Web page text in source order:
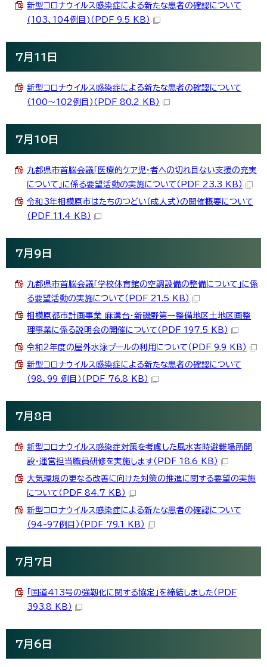
新型コロナウイルス感染症による新たな患者の確認について
(103、104例目)（PDF 9.5 KB）
7月11日
新型コロナウイルス感染症による新たな患者の確認について
（100～102例目）（PDF 80.2 KB）
7月10日
九都県市首脳会議「医療的ケア児・者への切れ目ない支援の充実
について」に係る要望活動の実施について（PDF 23.3 KB）
令和3年相模原市はたちのつどい（成人式）の開催概要について
（PDF 11.4 KB）
7月9日
九都県市首脳会議「学校体育館の空調設備の整備について」に係
る要望活動の実施について（PDF 21.5 KB）
相模原都市計画事業 麻溝台・新磯野第一整備地区土地区画整
理事業に係る説明会の開催について（PDF 197.5 KB）
令和2年度の屋外水泳プールの利用について（PDF 9.9 KB）
新型コロナウイルス感染症による新たな患者の確認について
（98、99 例目）（PDF 76.8 KB）
7月8日
新型コロナウイルス感染症対策を考慮した風水害時避難場所開
設・運営担当職員研修を実施します（PDF 18.6 KB）
大気環境の更なる改善に向けた対策の推進に関する要望の実施
について（PDF 84.7 KB）
新型コロナウイルス感染症による新たな患者の確認について
（94-97例目）（PDF 79.1 KB）
7月7日
「国道413号の強靱化に関する協定」を締結しました（PDF
393.8 KB）
7月6日